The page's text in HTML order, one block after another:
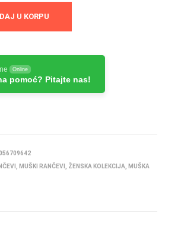
U KORPU
Online
pomoć? Pitajte nas!
MUŠKI RANČEVI ŽENSKA KOLEKCIJA
MUŠKA